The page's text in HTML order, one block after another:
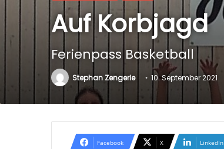
Auf Korbjagd
Ferienpass Basketball
Stephan Zengerle 10. September 2021
Facebook X LinkedIn